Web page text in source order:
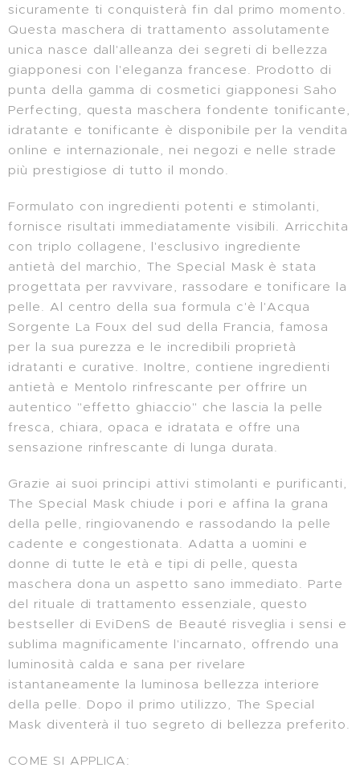
sicuramente ti conquisterà fin dal primo momento.
Questa maschera di trattamento assolutamente
unica nasce dall'alleanza dei segreti di bellezza
giapponesi con l'eleganza francese. Prodotto di
punta della gamma di cosmetici giapponesi Saho
Perfecting, questa maschera fondente tonificante,
idratante e tonificante è disponibile per la vendita
online e internazionale, nei negozi e nelle strade
più prestigiose di tutto il mondo.
Formulato con ingredienti potenti e stimolanti,
fornisce risultati immediatamente visibili. Arricchita
con triplo collagene, l'esclusivo ingrediente
antietà del marchio, The Special Mask è stata
progettata per ravvivare, rassodare e tonificare la
pelle. Al centro della sua formula c'è l'Acqua
Sorgente La Foux del sud della Francia, famosa
per la sua purezza e le incredibili proprietà
idratanti e curative. Inoltre, contiene ingredienti
antietà e Mentolo rinfrescante per offrire un
autentico "effetto ghiaccio" che lascia la pelle
fresca, chiara, opaca e idratata e offre una
sensazione rinfrescante di lunga durata.
Grazie ai suoi principi attivi stimolanti e purificanti,
The Special Mask chiude i pori e affina la grana
della pelle, ringiovanendo e rassodando la pelle
cadente e congestionata. Adatta a uomini e
donne di tutte le età e tipi di pelle, questa
maschera dona un aspetto sano immediato. Parte
del rituale di trattamento essenziale, questo
bestseller di EviDenS de Beauté risveglia i sensi e
sublima magnificamente l'incarnato, offrendo una
luminosità calda e sana per rivelare
istantaneamente la luminosa bellezza interiore
della pelle. Dopo il primo utilizzo, The Special
Mask diventerà il tuo segreto di bellezza preferito.
COME SI APPLICA: